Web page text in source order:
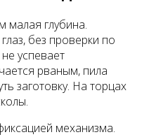
малая глубина.
без проверки по
успевает
рваным, пила
заготовку. На торцах
механизма.